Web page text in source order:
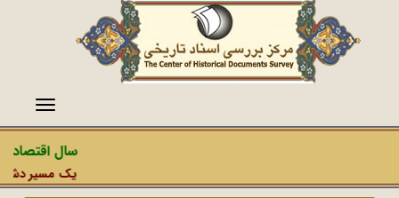
منو
سال اقتصاد
یک مسیر